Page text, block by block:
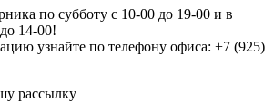
по субботу с 10-00 до 19-00 и в
14-00!
узнайте по телефону офиса: +7 (925)
рассылку